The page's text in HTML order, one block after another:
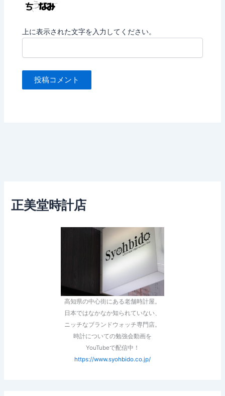
上に表示された文字を入力してください。
正美堂時計店
高知県の中心街にある老舗時計屋。
日本ではなかなか知られていない、
ニッチなブランドウォッチ専門店。
時計についての勉強会動画を
YouTubeで配信中！
https://www.syohbido.co.jp/